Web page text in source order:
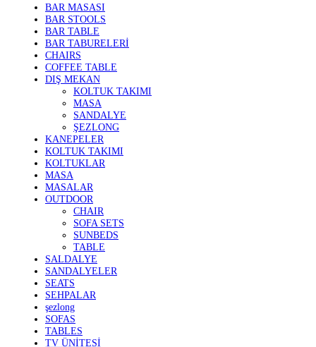
BAR MASASI
BAR STOOLS
BAR TABLE
BAR TABURELERİ
CHAIRS
COFFEE TABLE
DIŞ MEKAN
KOLTUK TAKIMI
MASA
SANDALYE
ŞEZLONG
KANEPELER
KOLTUK TAKIMI
KOLTUKLAR
MASA
MASALAR
OUTDOOR
CHAIR
SOFA SETS
SUNBEDS
TABLE
SALDALYE
SANDALYELER
SEATS
SEHPALAR
şezlong
SOFAS
TABLES
TV ÜNİTESİ